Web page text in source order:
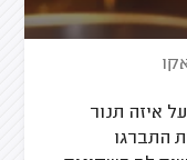
איזה תנור
התברגו